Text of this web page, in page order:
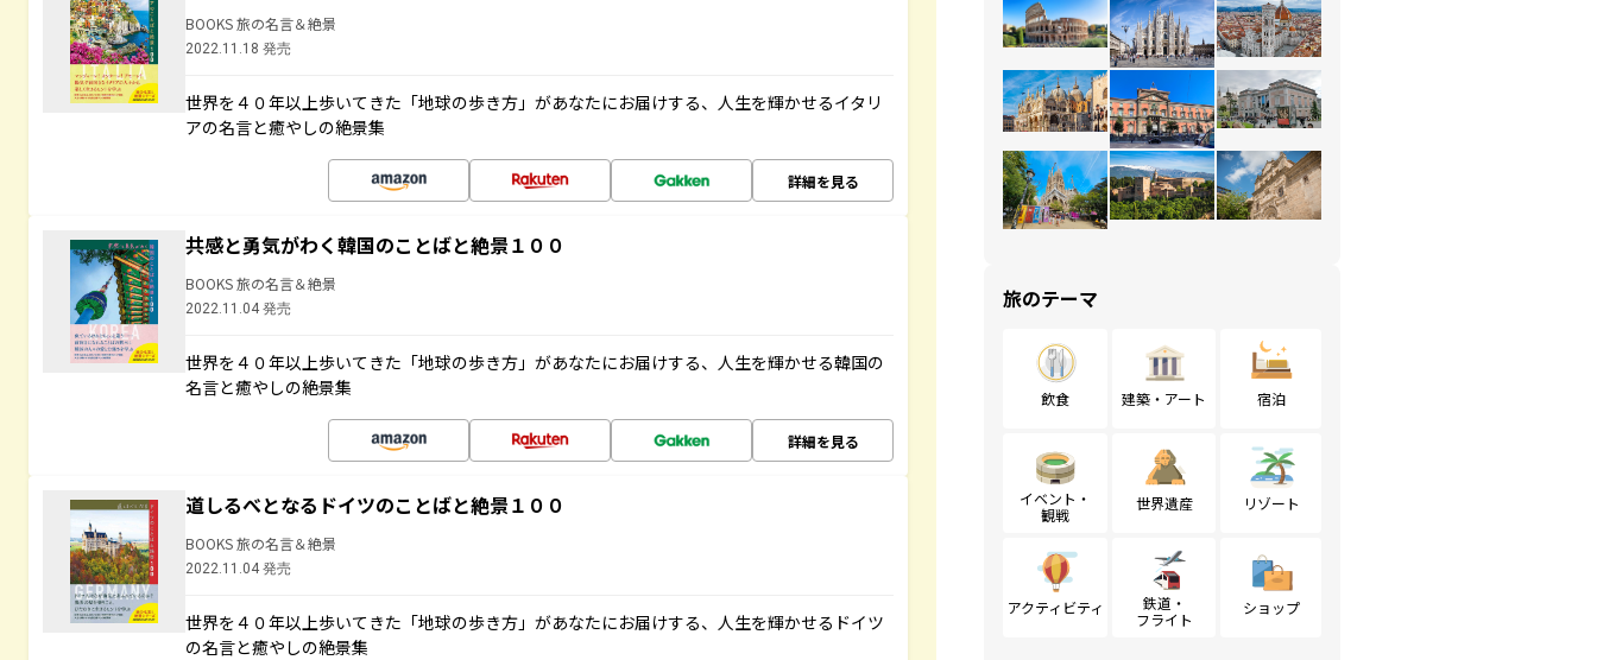
BOOKS 旅の名言＆絶景
2022.11.18 発売
世界を４０年以上歩いてきた「地球の歩き方」があなたにお届けする、人生を輝かせるイタリ
アの名言と癒やしの絶景集
詳細を見る
共感と勇気がわく韓国のことばと絶景１００
BOOKS 旅の名言＆絶景
2022.11.04 発売
世界を４０年以上歩いてきた「地球の歩き方」があなたにお届けする、人生を輝かせる韓国の
名言と癒やしの絶景集
詳細を見る
道しるべとなるドイツのことばと絶景１００
BOOKS 旅の名言＆絶景
2022.11.04 発売
世界を４０年以上歩いてきた「地球の歩き方」があなたにお届けする、人生を輝かせるドイツ
の名言と癒やしの絶景集
旅のテーマ
飲食 建築・アート 宿泊
イベント・
観戦
世界遺産 リゾート
アクティビティ
鉄道・
フライト
ショップ